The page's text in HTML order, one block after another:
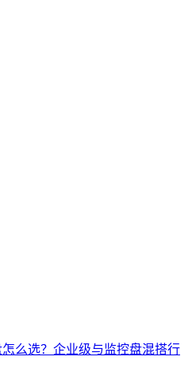
么选？企业级与监控盘混搭行